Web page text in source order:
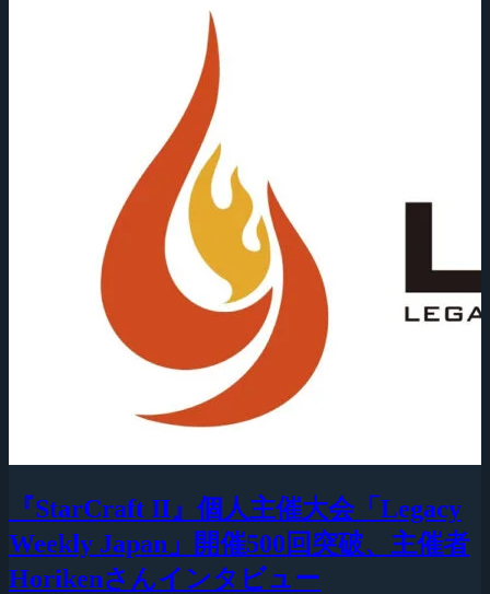
『StarCraft II』個人主催大会「Legacy
Weekly Japan」開催500回突破、主催者
Horikenさんインタビュー